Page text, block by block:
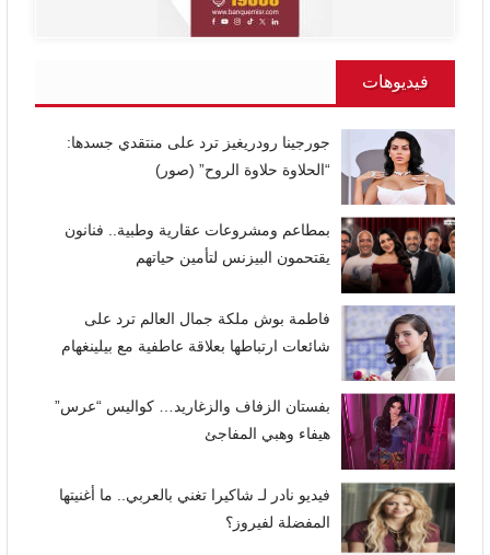
فيديوهات
جورجينا رودريغيز ترد على منتقدي جسدها:
“الحلاوة حلاوة الروح” (صور)
بمطاعم ومشروعات عقارية وطبية.. فنانون
يقتحمون البيزنس لتأمين حياتهم
فاطمة بوش ملكة جمال العالم ترد على
شائعات ارتباطها بعلاقة عاطفية مع بيلينغهام
بفستان الزفاف والزغاريد… كواليس “عرس”
هيفاء وهبي المفاجئ
فيديو نادر لـ شاكيرا تغني بالعربي.. ما أغنيتها
المفضلة لفيروز؟